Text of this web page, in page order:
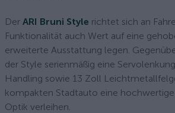
Der ARI Bruni Style richtet sich an
Funktionalität auch Wert auf eine
erweiterte Ausstattung legen.
der Style serienmäßig eine
Handling sowie 13 Zoll
kompakten Stadtauto eine
Optik verleihen.